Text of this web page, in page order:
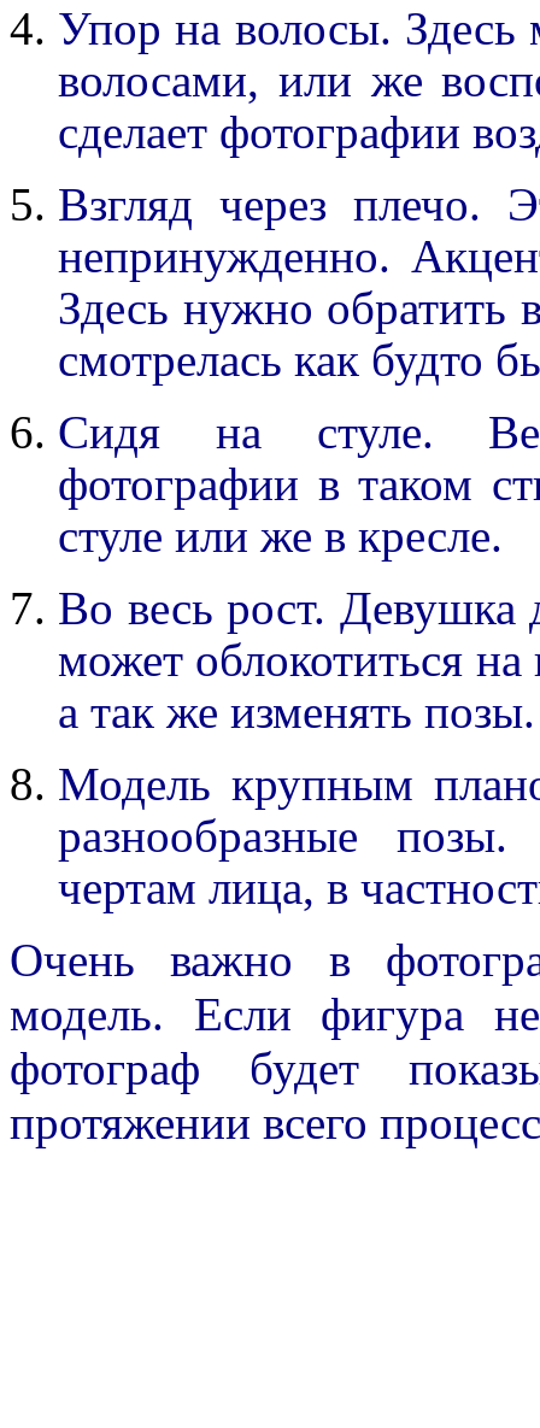
Упор на волосы. Здесь
волосами, или же
сделает фотографии
Взгляд через плечо.
непринужденно.
Здесь нужно
смотрелась как будто
Сидя на стуле.
фотографии в таком
стуле или же в кресле.
Во весь рост. Девушка
может облокотиться
а так же изменять позы.
Модель крупным
разнообразные
чертам лица, в
Очень важно в
модель. Если фигура
фотограф будет
протяжении всего